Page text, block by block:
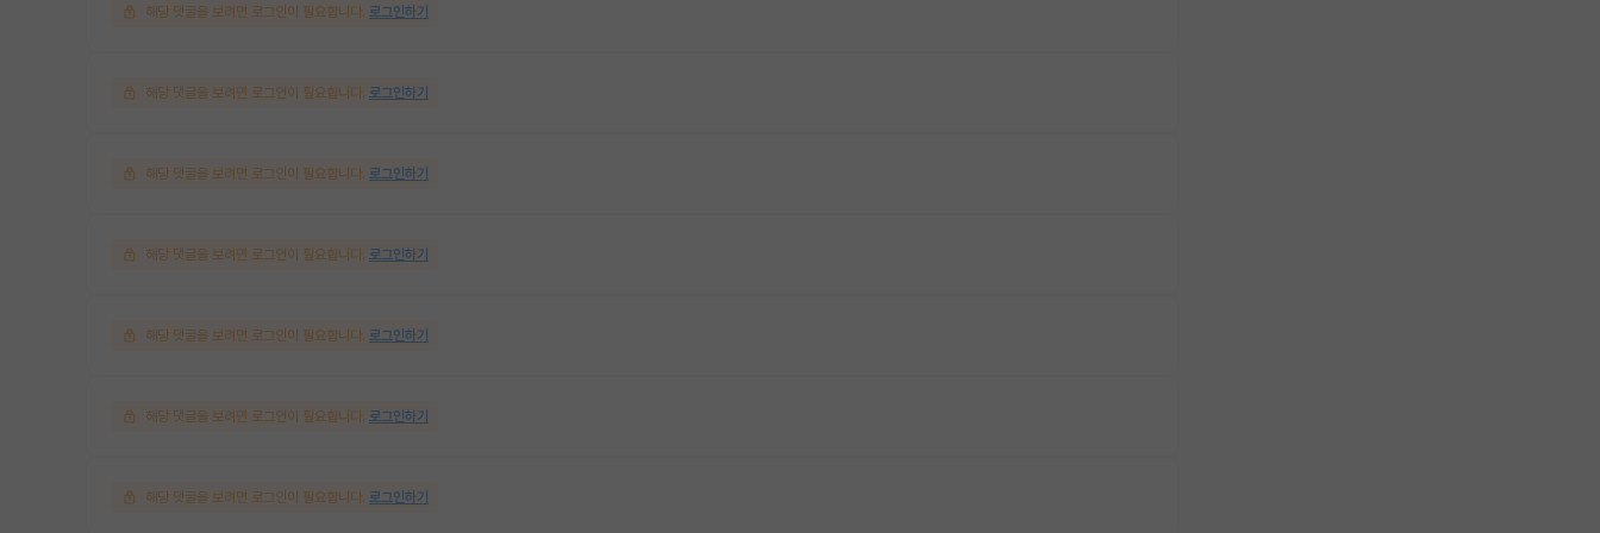
해당 댓글을 보려면 로그인이 필요합니다. 로그인하기
해당 댓글을 보려면 로그인이 필요합니다. 로그인하기
해당 댓글을 보려면 로그인이 필요합니다. 로그인하기
해당 댓글을 보려면 로그인이 필요합니다. 로그인하기
해당 댓글을 보려면 로그인이 필요합니다. 로그인하기
해당 댓글을 보려면 로그인이 필요합니다. 로그인하기
해당 댓글을 보려면 로그인이 필요합니다. 로그인하기